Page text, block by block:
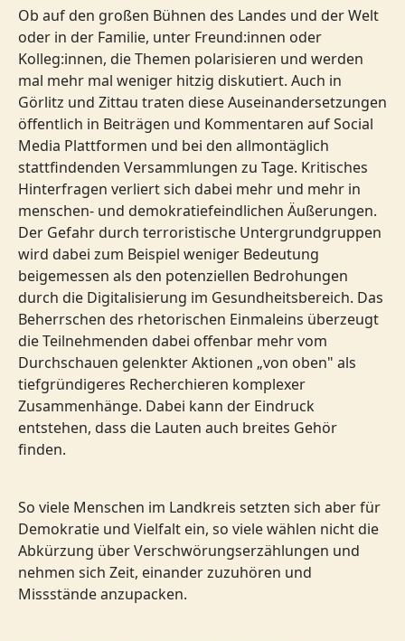
Ob auf den großen Bühnen des Landes und der Welt
oder in der Familie, unter Freund:innen oder
Kolleg:innen, die Themen polarisieren und werden
mal mehr mal weniger hitzig diskutiert. Auch in
Görlitz und Zittau traten diese Auseinandersetzungen
öffentlich in Beiträgen und Kommentaren auf Social
Media Plattformen und bei den allmontäglich
stattfindenden Versammlungen zu Tage. Kritisches
Hinterfragen verliert sich dabei mehr und mehr in
menschen- und demokratiefeindlichen Äußerungen.
Der Gefahr durch terroristische Untergrundgruppen
wird dabei zum Beispiel weniger Bedeutung
beigemessen als den potenziellen Bedrohungen
durch die Digitalisierung im Gesundheitsbereich. Das
Beherrschen des rhetorischen Einmaleins überzeugt
die Teilnehmenden dabei offenbar mehr vom
Durchschauen gelenkter Aktionen „von oben" als
tiefgründigeres Recherchieren komplexer
Zusammenhänge. Dabei kann der Eindruck
entstehen, dass die Lauten auch breites Gehör
finden.
So viele Menschen im Landkreis setzten sich aber für
Demokratie und Vielfalt ein, so viele wählen nicht die
Abkürzung über Verschwörungserzählungen und
nehmen sich Zeit, einander zuzuhören und
Missstände anzupacken.